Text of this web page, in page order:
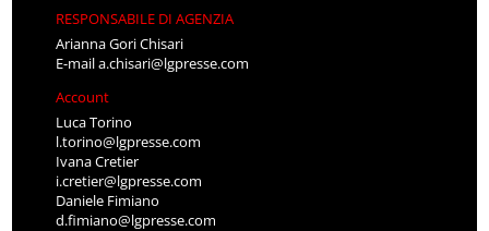
RESPONSABILE DI AGENZIA
Arianna Gori Chisari
E-maila.chisari@lgpresse.com
Account
Luca Torino
l.torino@lgpresse.com
Ivana Cretier
i.cretier@lgpresse.com
Daniele Fimiano
d.fimiano@lgpresse.com